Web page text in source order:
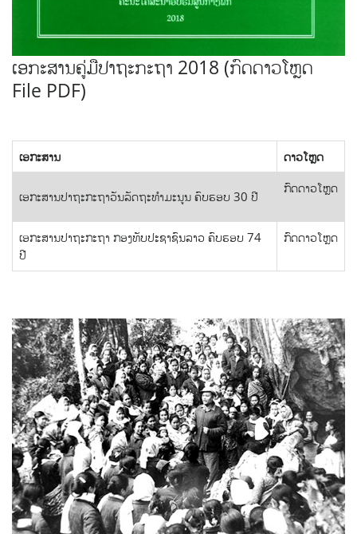
ເອກະສານຄູ່ມືປາຖະກະຖາ 2018 (ກົດດາວໂຫຼດ
File PDF)
ເອກະສານ ດາວໂຫຼດ
ເອກະສານປາຖະກະຖາວັນລັດຖະທຳມະນູນ ຄົບຮອບ 30 ປີ
ກົດດາວໂຫຼດ
ເອກະສານປາຖະກະຖາ ກອງທັບປະຊາຊົນລາວ ຄົບຮອບ 74
ປີ
ກົດດາວໂຫຼດ